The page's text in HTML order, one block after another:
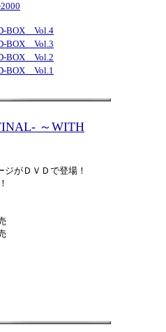
BOX Vol.4
BOX Vol.3
BOX Vol.2
BOX Vol.1
～WITH
がＤＶＤで登場！